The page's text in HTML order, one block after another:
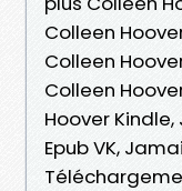
Colleen
Colleen
Colleen
Hoover
Epub VK,